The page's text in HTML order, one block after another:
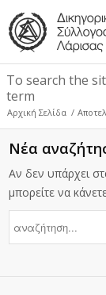
To search the
term
Αρχική Σελίδα /
Νέα
Αν δεν υπάρχει
μπορείτε να